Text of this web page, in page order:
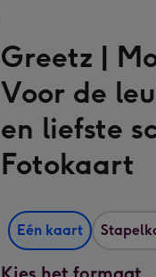
Greetz |
Voor de
en liefste
Fotokaart
Eén kaart